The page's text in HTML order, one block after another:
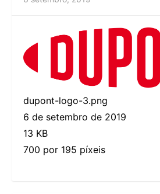
dupont-logo-3.png
6 de setembro de 2019
13 KB
700 por 195 píxeis